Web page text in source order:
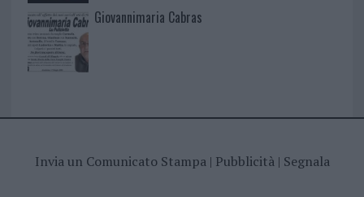
Giovannimaria Cabras
Invia un Comunicato Stampa| Pubblicità| Segnala